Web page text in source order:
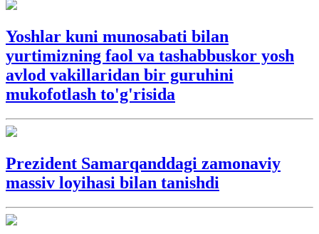
Yoshlar kuni munosabati bilan
yurtimizning faol va tashabbuskor yosh
avlod vakillaridan bir guruhini
mukofotlash to'g'risida
Prezident Samarqanddagi zamonaviy
massiv loyihasi bilan tanishdi